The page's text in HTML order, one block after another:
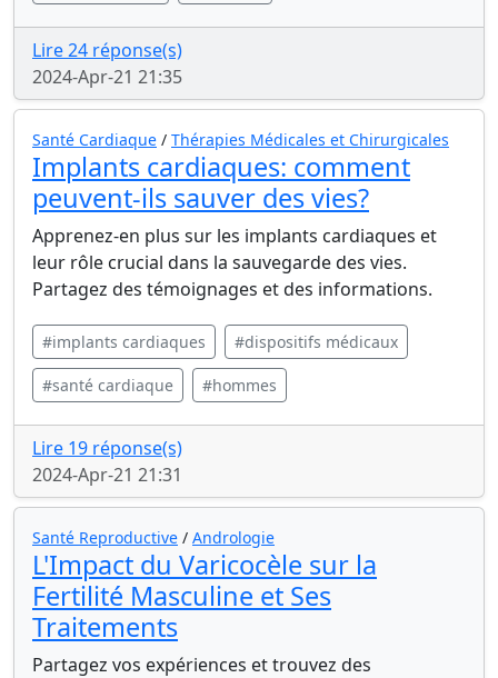
Lire 24 réponse(s)
2024-Apr-21 21:35
Santé Cardiaque / Thérapies Médicales et Chirurgicales
Implants cardiaques: comment
peuvent-ils sauver des vies?
Apprenez-en plus sur les implants cardiaques et
leur rôle crucial dans la sauvegarde des vies.
Partagez des témoignages et des informations.
#implants cardiaques #dispositifs médicaux
#santé cardiaque #hommes
Lire 19 réponse(s)
2024-Apr-21 21:31
Santé Reproductive / Andrologie
L'Impact du Varicocèle sur la
Fertilité Masculine et Ses
Traitements
Partagez vos expériences et trouvez des